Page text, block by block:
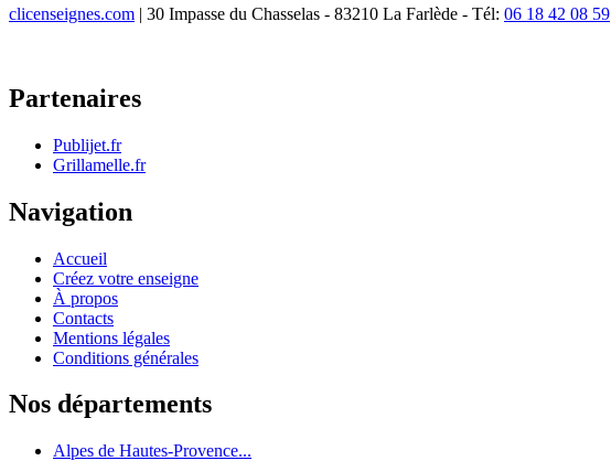
clicenseignes.com | 30 Impasse du Chasselas - 83210 La Farlède - Tél: 06 18 42 08 59
Partenaires
Publijet.fr
Grillamelle.fr
Navigation
Accueil
Créez votre enseigne
À propos
Contacts
Mentions légales
Conditions générales
Nos départements
Alpes de Hautes-Provence...